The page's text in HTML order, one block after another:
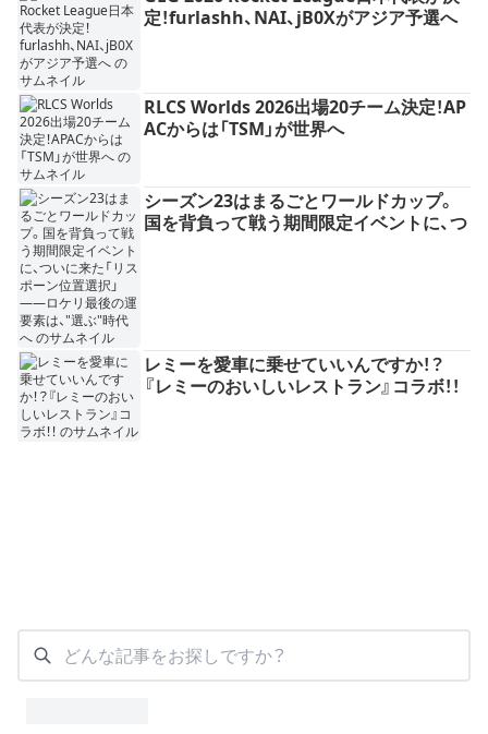
定！furlashh、NAI、jB0Xがアジア予選へ
RLCS Worlds 2026出場20チーム決定！AP
ACからは「TSM」が世界へ
シーズン23はまるごとワールドカップ。
国を背負って戦う期間限定イベントに、つ
レミーを愛車に乗せていいんですか！？
『レミーのおいしいレストラン』コラボ！！
どんな記事をお探しですか？